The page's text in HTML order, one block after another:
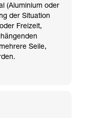
(Aluminium oder
der Situation
Freizeit,
Seile,